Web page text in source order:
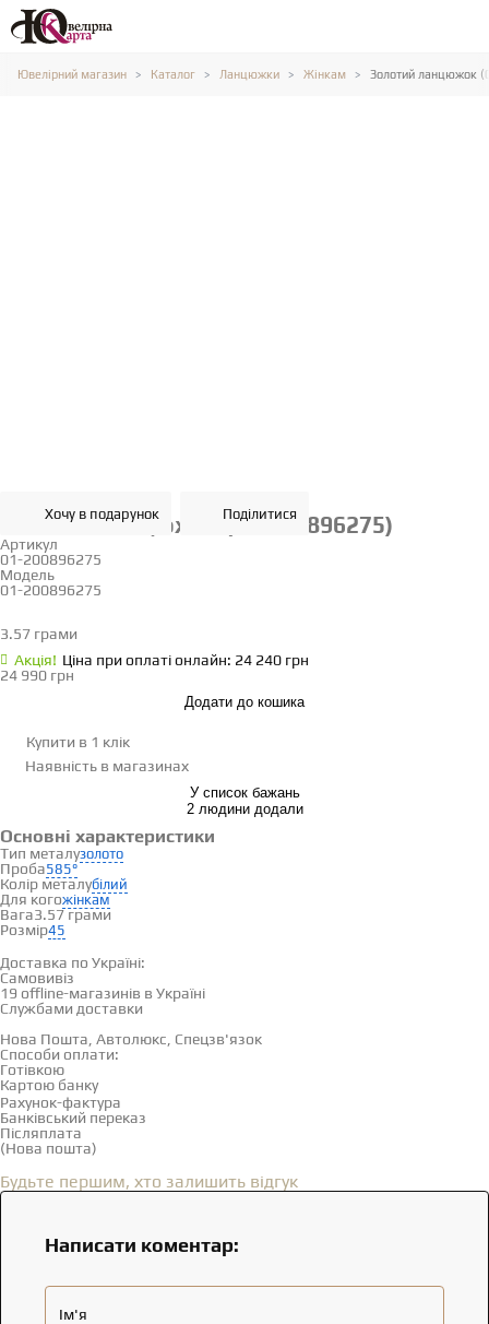
Ювелірний магазин Каталог Ланцюжки Жінкам Золотий ланцюжок
Хочу в подарунок Поділитися
Золотий ланцюжок (01-200896275)
Артикул
01-200896275
Модель
01-200896275
3.57 грами
Акцiя! Ціна при оплаті онлайн: 24 240 грн
24 990 грн
Додати до кошика
Купити в 1 клік
Наявність в магазинах
У список бажань
2 людини додали
Основні характеристики
Тип металузолото
Проба585°
Колір металубілий
Для когожінкам
Вага3.57 грами
Розмір45
Доставка і оплата
Доставка по Україні:
Самовивіз
19 offline-магазинів в Україні
Службами доставки
Нова Пошта, Автолюкс, Спецзв'язок
Способи оплати:
Готівкою
Картою банку
Рахунок-фактура
Банківський переказ
Післяплата
(Нова пошта)
Будьте першим, хто залишить відгук
Написати коментар:
Ім'я